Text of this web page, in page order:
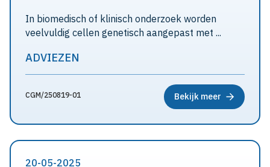
In biomedisch of klinisch onderzoek worden
veelvuldig cellen genetisch aangepast met ...
ADVIEZEN
CGM/250819-01 Bekijk meer
20-05-2025